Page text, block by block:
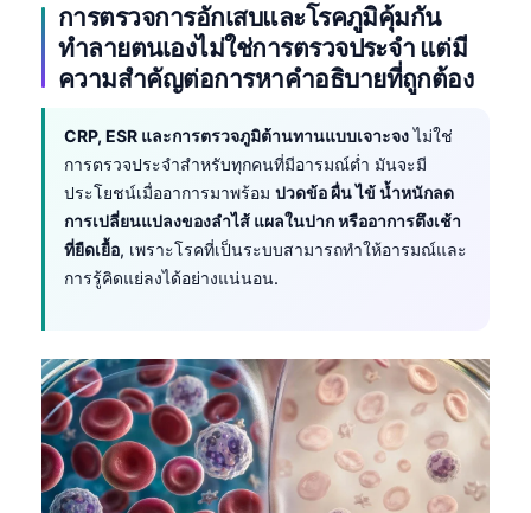
การตรวจการอักเสบและโรคภูมิคุ้มกัน
ทำลายตนเองไม่ใช่การตรวจประจำ แต่มี
ความสำคัญต่อการหาคำอธิบายที่ถูกต้อง
CRP, ESR และการตรวจภูมิต้านทานแบบเจาะจงไม่ใช่
การตรวจประจำสำหรับทุกคนที่มีอารมณ์ต่ำ มันจะมี
ประโยชน์เมื่ออาการมาพร้อม ปวดข้อ ผื่น ไข้ น้ำหนักลด
การเปลี่ยนแปลงของลำไส้ แผลในปาก หรืออาการตึงเช้า
ที่ยืดเยื้อ, เพราะโรคที่เป็นระบบสามารถทำให้อารมณ์และ
การรู้คิดแย่ลงได้อย่างแน่นอน.
Tagalog
ဗမာစာ
ភាសាខ្មែរ
Kiswahili
O‘zbekcha
Català
Қазақ тілі
Suomi
Slovenčina
كوردی‎